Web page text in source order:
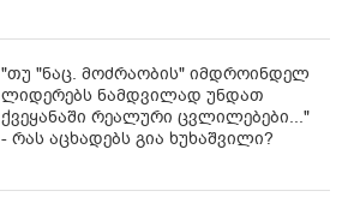
"თუ "ნაც. მოძრაობის" იმდროინდელ
ლიდერებს ნამდვილად უნდათ
ქვეყანაში რეალური ცვლილებები..."
- რას აცხადებს გია ხუხაშვილი?